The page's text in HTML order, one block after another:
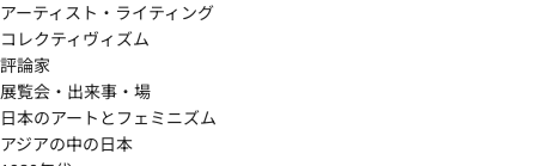
アーティスト・ライティング
コレクティヴィズム
評論家
展覧会・出来事・場
日本のアートとフェミニズム
アジアの中の日本